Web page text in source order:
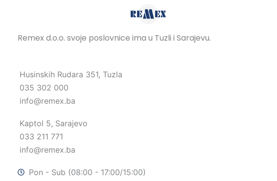
Remex d.o.o. svoje poslovnice ima u Tuzli i Sarajevu.
Husinskih Rudara 351, Tuzla
035 302 000
info@remex.ba
Kaptol 5, Sarajevo
033 211 771
info@remex.ba
Pon - Sub (08:00 - 17:00/15:00)